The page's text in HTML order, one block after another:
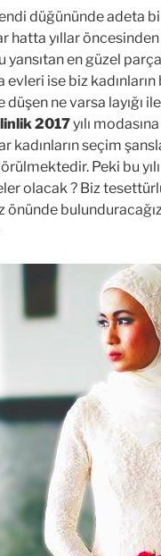
düğününde adeta
hatta yıllar
yansıtan en güzel
ise biz
düşen ne varsa layığı
2017yılı
kadınların seçim
Peki bu
olacak ? Biz
önünde